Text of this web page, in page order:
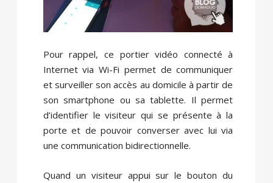
Pour rappel, ce portier vidéo connecté à
Internet via Wi-Fi permet de communiquer
et surveiller son accès au domicile à partir de
son smartphone ou sa tablette. Il permet
d’identifier le visiteur qui se présente à la
porte et de pouvoir converser avec lui via
une communication bidirectionnelle.
Quand un visiteur appui sur le bouton du